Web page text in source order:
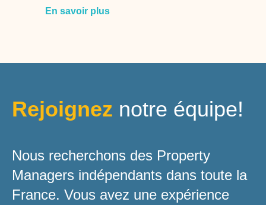
En savoir plus
Rejoignez notre équipe!
Nous recherchons des Property
Managers indépendants dans toute la
France. Vous avez une expérience